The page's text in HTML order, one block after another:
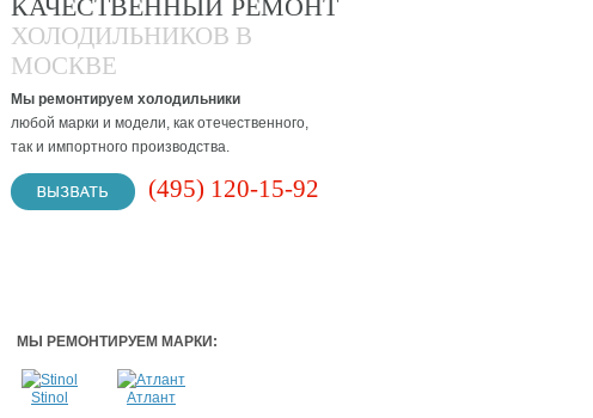
КАЧЕСТВЕННЫЙ РЕМОНТ
ХОЛОДИЛЬНИКОВ В
МОСКВЕ
Мы ремонтируем холодильники
любой марки и модели, как отечественного,
так и импортного производства.
(495) 120-15-92
МЫ РЕМОНТИРУЕМ МАРКИ:
Stinol Атлант